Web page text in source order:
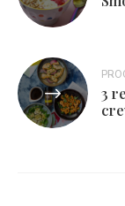
l’article
3